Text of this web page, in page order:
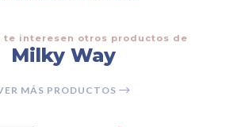
te interesen otros productos de
Milky Way
MÁS PRODUCTOS